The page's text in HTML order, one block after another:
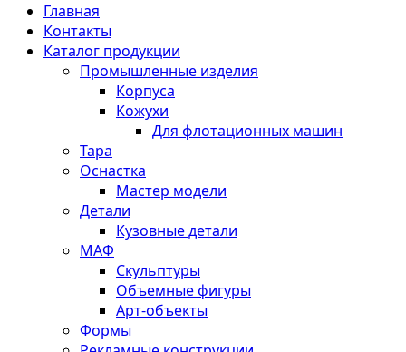
Главная
Контакты
Каталог продукции
Промышленные изделия
Корпуса
Кожухи
Для флотационных машин
Тара
Оснастка
Мастер модели
Детали
Кузовные детали
МАФ
Скульптуры
Объемные фигуры
Арт-объекты
Формы